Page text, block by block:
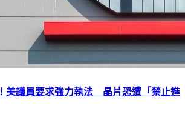
美議員要求強力執法 晶片恐遭「禁止進